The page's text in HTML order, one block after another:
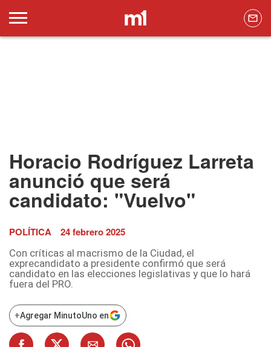
Horacio Rodríguez Larreta
anunció que será
candidato: "Vuelvo"
POLÍTICA 24 febrero 2025
Con críticas al macrismo de la Ciudad, el
exprecandidato a presidente confirmó que será
candidato en las elecciones legislativas y que lo hará
fuera del PRO.
+Agregar MinutoUno en